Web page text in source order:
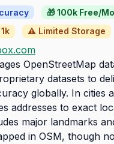
🎁 100k Free/
⚠️ Limited Storage
OpenStreetMap
datasets to
globally. In cities
addresses to exact
major landmarks
in OSM, though